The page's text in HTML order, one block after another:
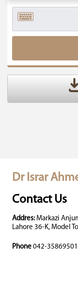
Dr Israr
Contact Us
Addres: Markazi
Lahore 36-K, Model
Phone 042-